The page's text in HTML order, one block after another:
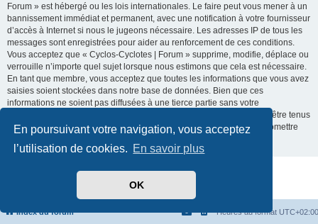
En poursuivant votre navigation, vous acceptez
l’utilisation de cookies. En savoir plus
OK
Forum » est hébergé ou les lois internationales. Le faire peut vous mener à un
bannissement immédiat et permanent, avec une notification à votre fournisseur
d’accès à Internet si nous le jugeons nécessaire. Les adresses IP de tous les
messages sont enregistrées pour aider au renforcement de ces conditions.
Vous acceptez que « Cyclos-Cyclotes | Forum » supprime, modifie, déplace ou
verrouille n’importe quel sujet lorsque nous estimons que cela est nécessaire.
En tant que membre, vous acceptez que toutes les informations que vous avez
saisies soient stockées dans notre base de données. Bien que ces
informations ne soient pas diffusées à une tierce partie sans votre
consentement, ni « Cyclos-Cyclotes | Forum », ni phpBB ne pourront être tenus
comme responsables en cas de tentative de piratage visant à compromettre
Index du forum Heures au format UTC+02:00
Développé parphpBB® Forum Software © phpBB Limited
Traduit par
Confidentialité|Conditions